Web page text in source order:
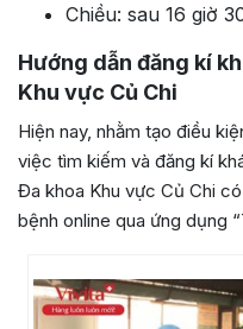
Chiều: sau 16 giờ
Hướng dẫn đăng kí
Khu vực Củ Chi
Hiện nay, nhằm tạo điều
việc tìm kiếm và đăng kí
Đa khoa Khu vực Củ Chi
bệnh online qua ứng dụng